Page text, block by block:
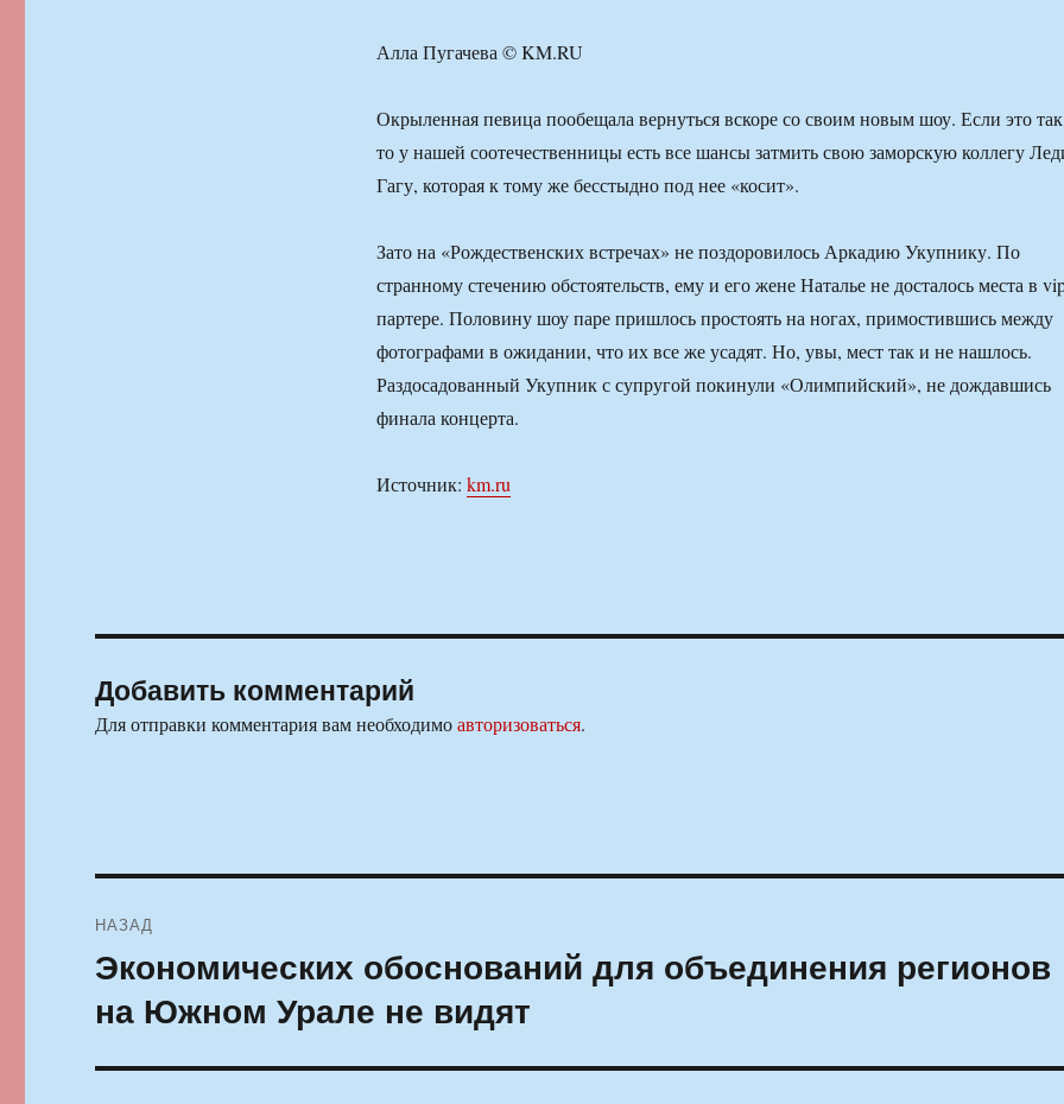
Алла Пугачева © KM.RU
Окрыленная певица пообещала вернуться вскоре со своим новым шоу. Если это
то у нашей соотечественницы есть все шансы затмить свою заморскую коллегу
Гагу, которая к тому же бесстыдно под нее «косит».
Зато на «Рождественских встречах» не поздоровилось Аркадию Укупнику. По
странному стечению обстоятельств, ему и его жене Наталье не досталось места в
партере. Половину шоу паре пришлось простоять на ногах, примостившись между
фотографами в ожидании, что их все же усадят. Но, увы, мест так и не нашлось.
Раздосадованный Укупник с супругой покинули «Олимпийский», не дождавшись
финала концерта.
Источник: km.ru
Добавить комментарий
Для отправки комментария вам необходимоавторизоваться.
по
записям
НАЗАД
Предыдущая
Экономических обоснований для объединения регионов
на Южном Урале не видят